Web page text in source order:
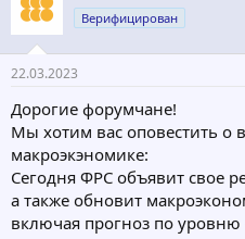
Верифицирован
22.03.2023
Дорогие форумчане!
Мы хотим вас оповестить о
макроэкэномике:
Сегодня ФРС объявит свое
а также обновит
включая прогноз по уровню